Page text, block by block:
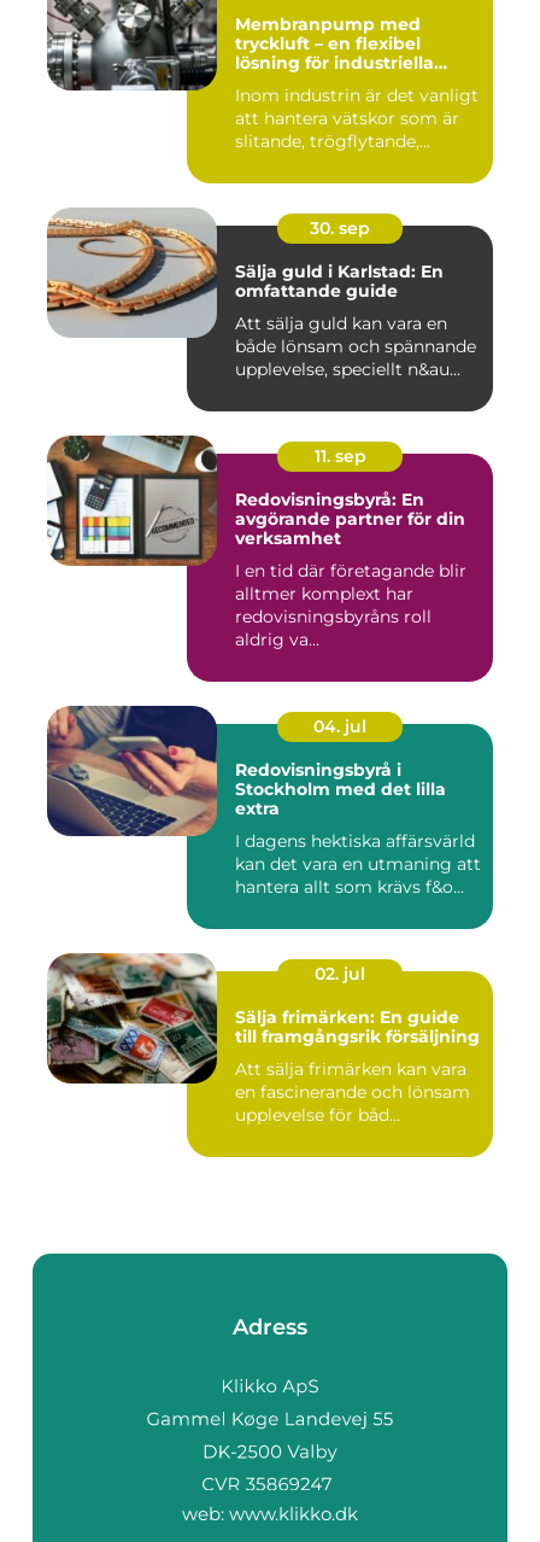
Membranpump med
tryckluft – en flexibel
lösning för industriella
Inom industrin är det vanligt
att hantera vätskor som är
slitande, trögflytande,...
30. sep
Sälja guld i Karlstad: En
omfattande guide
Att sälja guld kan vara en
både lönsam och spännande
upplevelse, speciellt n&au...
11. sep
Redovisningsbyrå: En
avgörande partner för din
verksamhet
I en tid där företagande blir
alltmer komplext har
redovisningsbyråns roll
aldrig va...
04. jul
Redovisningsbyrå i
Stockholm med det lilla
extra
I dagens hektiska affärsvärld
kan det vara en utmaning att
hantera allt som krävs f&o...
02. jul
Sälja frimärken: En guide
till framgångsrik försäljning
Att sälja frimärken kan vara
en fascinerande och lönsam
upplevelse för båd...
Adress
web: www.klikko.dk